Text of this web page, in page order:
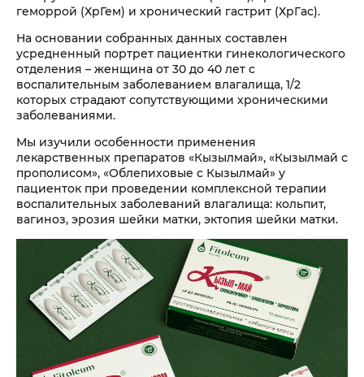
геморрой (ХрГем) и хронический гастрит (ХрГас).
На основании собранных данных составлен
усредненный портрет пациентки гинекологического
отделения – женщина от 30 до 40 лет с
воспалительным заболеванием влагалища, 1/2
которых страдают сопутствующими хроническими
заболеваниями.
Мы изучили особенности применения
лекарственных препаратов «Кызылмай», «Кызылмай с
прополисом», «Облепиховые с Кызылмай» у
пациенток при проведении комплексной терапии
воспалительных заболеваний влагалища: кольпит,
вагиноз, эрозия шейки матки, эктопия шейки матки.